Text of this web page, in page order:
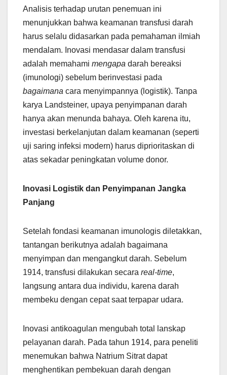
Analisis terhadap urutan penemuan ini
menunjukkan bahwa keamanan transfusi darah
harus selalu didasarkan pada pemahaman ilmiah
mendalam. Inovasi mendasar dalam transfusi
adalah memahami mengapa darah bereaksi
(imunologi) sebelum berinvestasi pada
bagaimana cara menyimpannya (logistik). Tanpa
karya Landsteiner, upaya penyimpanan darah
hanya akan menunda bahaya. Oleh karena itu,
investasi berkelanjutan dalam keamanan (seperti
uji saring infeksi modern) harus diprioritaskan di
atas sekadar peningkatan volume donor.
Inovasi Logistik dan Penyimpanan Jangka
Panjang
Setelah fondasi keamanan imunologis diletakkan,
tantangan berikutnya adalah bagaimana
menyimpan dan mengangkut darah. Sebelum
1914, transfusi dilakukan secara real-time,
langsung antara dua individu, karena darah
membeku dengan cepat saat terpapar udara.
Inovasi antikoagulan mengubah total lanskap
pelayanan darah. Pada tahun 1914, para peneliti
menemukan bahwa Natrium Sitrat dapat
menghentikan pembekuan darah dengan